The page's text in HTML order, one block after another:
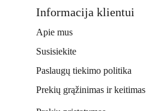
Apie mus
Prekių grąžinimas ir keitimas
Paslaugų tiekimo politika
Informacija klientui
Susisiekite